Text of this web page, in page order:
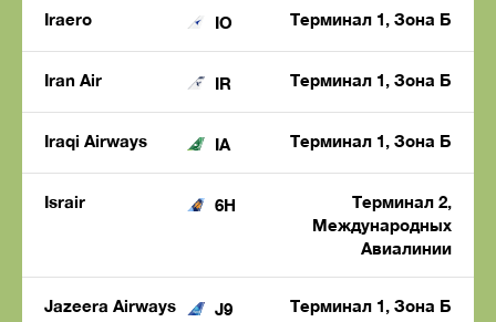
Iraero IO Терминал 1, Зона Б
Iran Air IR Терминал 1, Зона Б
Iraqi Airways IA Терминал 1, Зона Б
Israir 6H
Терминал 2,
Международных
Авиалинии
Jazeera Airways J9 Терминал 1, Зона Б